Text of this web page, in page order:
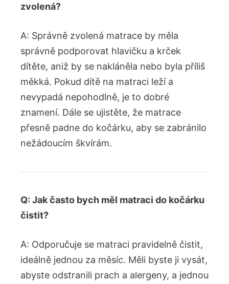
zvolená?
A: Správně zvolená matrace by měla
správně podporovat hlavičku a krček
dítěte, aniž by se nakláněla nebo byla příliš
měkká. Pokud dítě na matraci leží a
nevypadá nepohodlně, je to dobré
znamení. Dále se ujistěte, že matrace
přesně padne do kočárku, aby se zabránilo
nežádoucím škvírám.
Q: Jak často bych měl matraci do kočárku
čistit?
A: Odporučuje se matraci pravidelně čistit,
ideálně jednou za měsíc. Měli byste ji vysát,
abyste odstranili prach a alergeny, a jednou